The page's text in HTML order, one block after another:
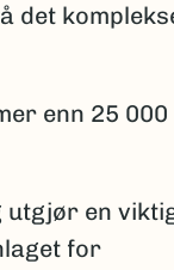
det
enn 25 000
utgjør en
for